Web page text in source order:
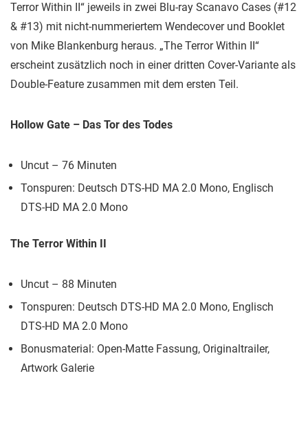
Terror Within II“ jeweils in zwei Blu-ray Scanavo Cases (#12
& #13) mit nicht-nummeriertem Wendecover und Booklet
von Mike Blankenburg heraus. „The Terror Within II“
erscheint zusätzlich noch in einer dritten Cover-Variante als
Double-Feature zusammen mit dem ersten Teil.
Hollow Gate – Das Tor des Todes
Uncut – 76 Minuten
Tonspuren: Deutsch DTS-HD MA 2.0 Mono, Englisch
DTS-HD MA 2.0 Mono
The Terror Within II
Uncut – 88 Minuten
Tonspuren: Deutsch DTS-HD MA 2.0 Mono, Englisch
DTS-HD MA 2.0 Mono
Bonusmaterial: Open-Matte Fassung, Originaltrailer,
Artwork Galerie